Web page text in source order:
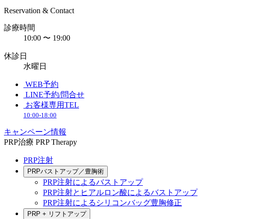
Reservation & Contact
診療時間
10:00 〜 19:00
休診日
水曜日
WEB予約
LINE予約/問合せ
お客様専用TEL
10:00-18:00
キャンペーン情報
PRP治療 PRP Therapy
PRP注射
PRPバストアップ／豊胸術
PRP注射によるバストアップ
PRP注射とヒアルロン酸によるバストアップ
PRP注射によるシリコンバッグ豊胸修正
PRP + リフトアップ